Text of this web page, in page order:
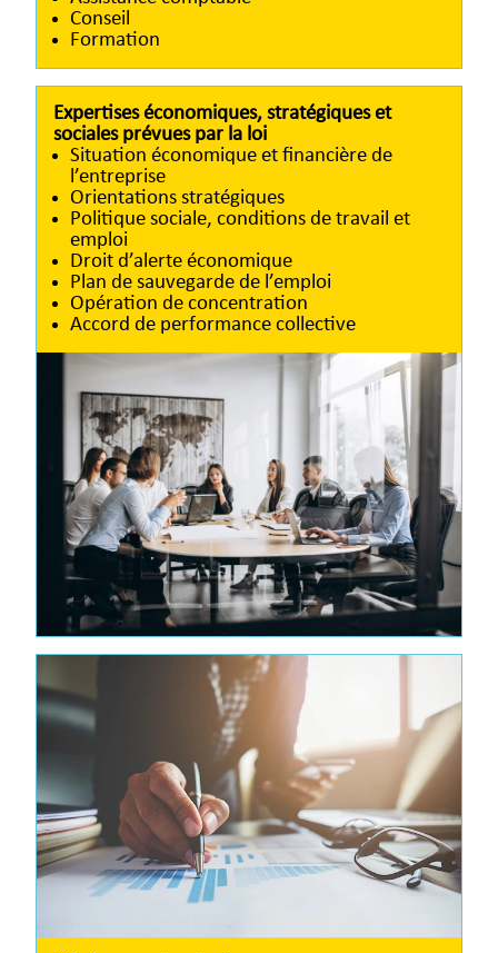
Conseil
Formation
Expertises économiques, stratégiques et
sociales prévues par la loi
Situation économique et financière de
l’entreprise
Orientations stratégiques
Politique sociale, conditions de travail et
emploi
Droit d’alerte économique
Plan de sauvegarde de l’emploi
Opération de concentration
Accord de performance collective